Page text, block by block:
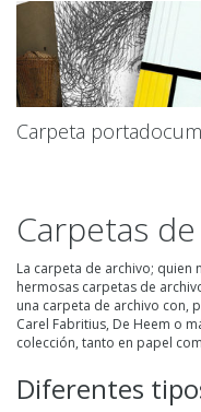
Carpeta
Carpetas
La carpeta de archivo; quien
hermosas carpetas de
una carpeta de archivo con,
Carel Fabritius, De Heem o
colección, tanto en papel
Diferentes